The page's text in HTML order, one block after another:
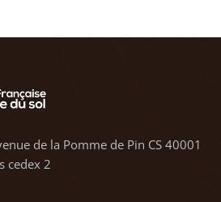
de la Pomme de Pin CS 40001
cedex 2